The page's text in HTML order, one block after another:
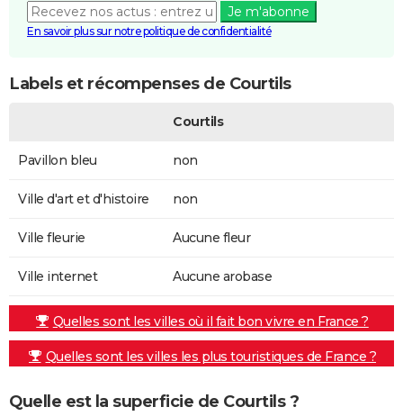
Je m'abonne
En savoir plus sur notre politique de confidentialité
Labels et récompenses de Courtils
Courtils
Pavillon bleu non
Ville d'art et d'histoire non
Ville fleurie Aucune fleur
Ville internet Aucune arobase
Quelles sont les villes où il fait bon vivre en France ?
Quelles sont les villes les plus touristiques de France ?
Quelle est la superficie de Courtils ?